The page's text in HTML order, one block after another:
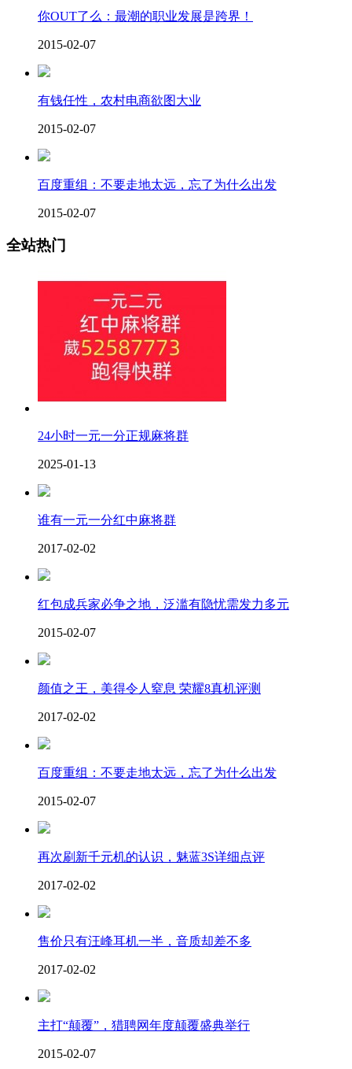
你OUT了么：最潮的职业发展是跨界！
2015-02-07
有钱任性，农村电商欲图大业
2015-02-07
百度重组：不要走地太远，忘了为什么出发
2015-02-07
全站热门
24小时一元一分正规麻将群
2025-01-13
谁有一元一分红中麻将群
2017-02-02
红包成兵家必争之地，泛滥有隐忧需发力多元
2015-02-07
颜值之王，美得令人窒息 荣耀8真机评测
2017-02-02
百度重组：不要走地太远，忘了为什么出发
2015-02-07
再次刷新千元机的认识，魅蓝3S详细点评
2017-02-02
售价只有汪峰耳机一半，音质却差不多
2017-02-02
主打“颠覆”，猎聘网年度颠覆盛典举行
2015-02-07